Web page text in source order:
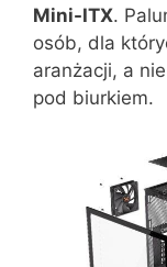
Mini-ITX.
osób, dla
aranżacji, a
pod biurkiem.